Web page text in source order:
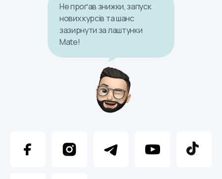
Не проґав знижки, запуск
нових курсів та шанс
зазирнути за лаштунки
Mate!